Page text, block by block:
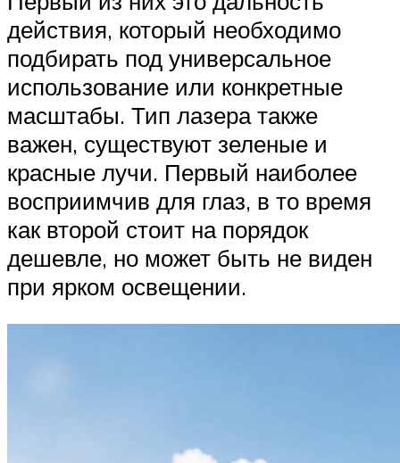
действия, который необходимо
подбирать под универсальное
использование или конкретные
масштабы. Тип лазера также
важен, существуют зеленые и
красные лучи. Первый наиболее
восприимчив для глаз, в то время
как второй стоит на порядок
дешевле, но может быть не виден
при ярком освещении.